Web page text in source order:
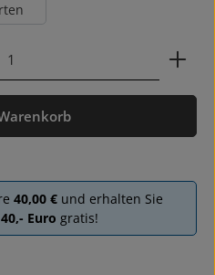
gewünschten Wert ein
40,00 € und erhalten Sie
Euro gratis!